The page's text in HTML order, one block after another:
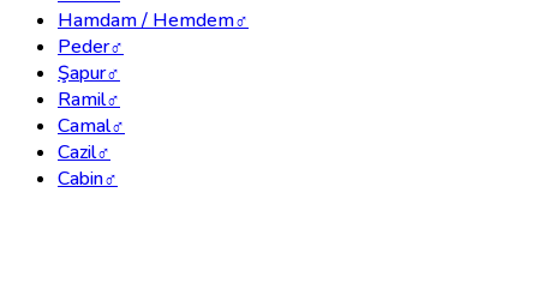
Hamdam / Hemdem♂
Peder♂
Şapur♂
Ramil♂
Camal♂
Cazil♂
Cabin♂